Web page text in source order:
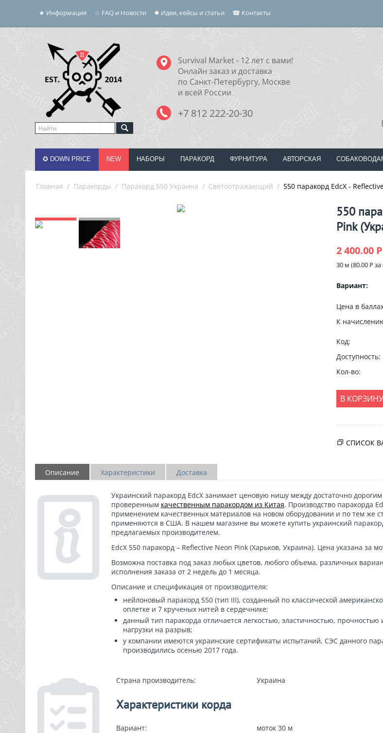
★ Информация ☆ FAQ и Новости ✸ Идеи, кейсы и статьи ☎ Контакты
Survival Market - 12 лет с вами!
Онлайн заказ и доставка
по Санкт-Петербургу, Москве
и всей России
+7 812 222-20-30
✪ DOWN PRICE NEW НАБОРЫ ПАРАКОРД ФУРНИТУРА АВТОРСКАЯ
Главная / Паракорды / Паракорд 550 Украина / Светоотражающий / 550 паракорд EdcX -
550
Pink
2 400.00 Р
30 м (80.00 Р
Вариант:
Цена в
К
Код:
Доступность:
Кол-во:
В КОРЗИНУ
СПИСОК
Описание Характеристики Доставка
Украинский паракорд EdcXзанимает ценовую нишу между достаточно дорогим
проверенным качественным паракордом из Китая. Производство паракорда
применением качественных материалов на новом оборудовании и по тем же
применяются в США. В нашем магазине вы можете купить украинский
предлагаемых производителем.
EdcX 550 паракорд – Reflective Neon Pink(Харьков, Украина). Цена указана за
Возможна поставка под заказ любых цветов, любого объема, различных
исполнения заказа от 2 недель до 1 месяца.
Описание и спецификация от производителя:
нейлоновый паракорд 550 (тип III), созданный по классической
оплетке и 7 крученых нитей в сердечнике;
данный тип паракорда отличается легкостью, эластичностью, прочностью
нагрузки на разрыв;
у компании имеются украинские сертификаты испытаний, СЭС данного
производились осенью 2017 года.
Страна производитель: Украина
Характеристики корда
Вариант: моток 30 м